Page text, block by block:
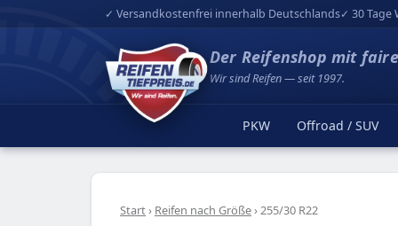
✓ Versandkostenfrei innerhalb Deutschlands✓ 30 Tage
Der Reifenshop mit
Wir sind Reifen — seit 1997.
PKW Offroad / SUV
Start› Reifen nach Größe›255/30 R22